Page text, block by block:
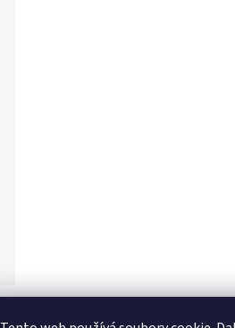
Statek